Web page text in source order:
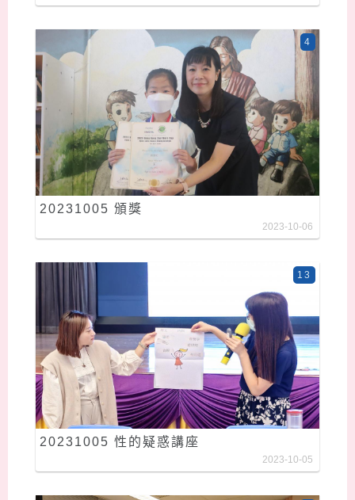
20231005 頒獎
4
2023-10-06
20231005 性的疑惑講座
13
2023-10-05